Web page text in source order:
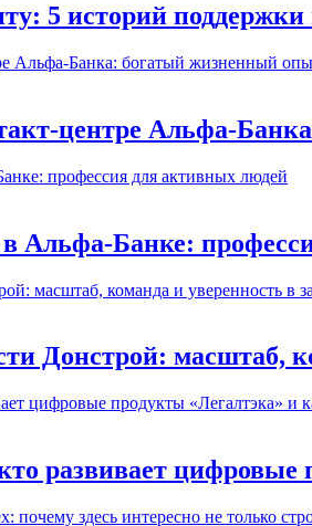
5 историй поддержки
центре Альфа-
Альфа-Банке:
Донстрой: масштаб,
развивает цифровые